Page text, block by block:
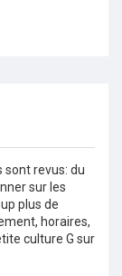
sont revus: du
sur les
plus de
horaires,
culture G sur